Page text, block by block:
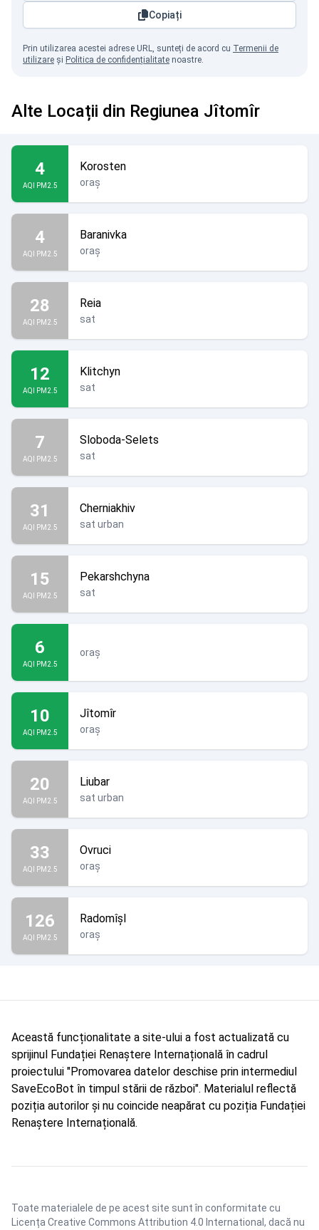
Copiați
Prin utilizarea acestei adrese URL, sunteți de acord cu Termenii de
utilizare și Politica de confidențialitate noastre.
Alte Locații din Regiunea Jîtomîr
4
AQI PM2.5
Korosten
oraș
4
AQI PM2.5
Baranivka
oraș
28
AQI PM2.5
Reia
sat
12
AQI PM2.5
Klitchyn
sat
7
AQI PM2.5
Sloboda-Selets
sat
31
AQI PM2.5
Cherniakhiv
sat urban
15
AQI PM2.5
Pekarshchyna
sat
6
AQI PM2.5
oraș
10
AQI PM2.5
Jîtomîr
oraș
20
AQI PM2.5
Liubar
sat urban
33
AQI PM2.5
Ovruci
oraș
126
AQI PM2.5
Radomîșl
oraș
Această funcționalitate a site-ului a fost actualizată cu
sprijinul Fundației Renaștere Internațională în cadrul
proiectului "Promovarea datelor deschise prin intermediul
SaveEcoBot în timpul stării de război". Materialul reflectă
poziția autorilor și nu coincide neapărat cu poziția Fundației
Renaștere Internațională.
Toate materialele de pe acest site sunt în conformitate cu
Licența Creative Commons Attribution 4.0 International , dacă nu